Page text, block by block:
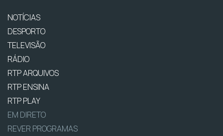
NOTÍCIAS
DESPORTO
TELEVISÃO
RÁDIO
RTP ARQUIVOS
RTP ENSINA
RTP PLAY
EM DIRETO
REVER PROGRAMAS